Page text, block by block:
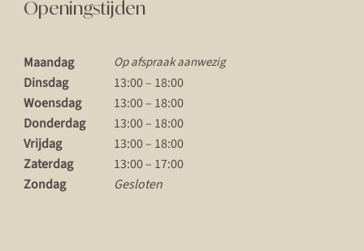
Openingstijden
Maandag Op afspraak aanwezig
Dinsdag
13:00 – 18:00
Woensdag
13:00 – 18:00
Donderdag
13:00 – 18:00
Vrijdag
13:00 – 18:00
Zaterdag
13:00 – 17:00
Zondag
Gesloten